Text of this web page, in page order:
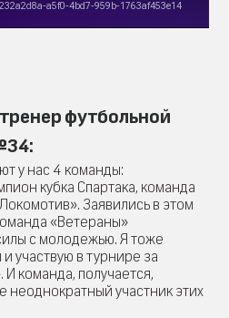
футбольной
у нас 4 команды:
кубка Спартака, команда
Заявились в этом
«Ветераны»
с молодежью. Я тоже
участвую в турнире за
команда, получается,
неоднократный участник этих